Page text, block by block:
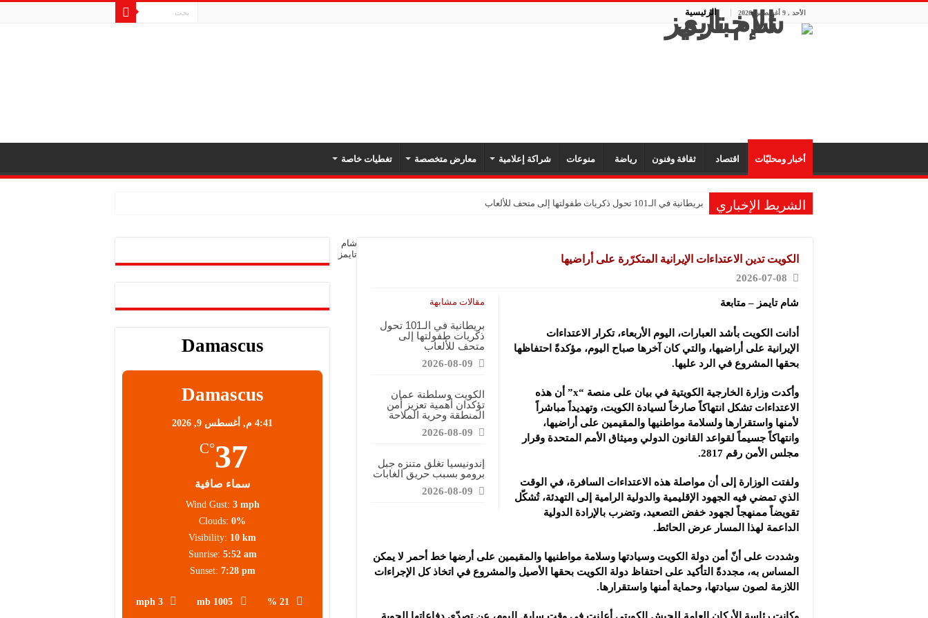
الأحد , 9 أغسطس 2026 الرئيسية
أخبار ومحليّات اقتصاد ثقافة وفنون رياضة منوعات شراكة إعلامية معارض متخصصة تغطيات خاصة
الشريط الإخباري بريطانية في الـ101 تحول ذكريات طفولتها إلى متحف للألعاب
سعر الذهب يرتفع 150 ليرة في السوق السورية‎ ‎
دراسة: دخان حرائق الغابات يسهم بشكل متزايد في تلوث الهواء الذي تتعرض له الحوامل
الكويت تدين الاعتداءات الإيرانية المتكرّرة على أراضيها
2026-07-08
مقالات مشابهة
بريطانية في الـ101 تحول
ذكريات طفولتها إلى
متحف للألعاب
2026-08-09
الكويت وسلطنة عمان
تؤكدان أهمية تعزيز أمن
المنطقة وحرية الملاحة
2026-08-09
إندونيسيا تغلق متنزه جبل
برومو بسبب حريق الغابات
2026-08-09
شام تايمز – متابعة
أدانت الكويت بأشد العبارات، اليوم الأربعاء، تكرار الاعتداءات
الإيرانية على أراضيها، والتي كان آخرها صباح اليوم، مؤكدةً احتفاظها
بحقها المشروع في الرد عليها.
وأكدت وزارة الخارجية الكويتية في بيان على منصة “x” أن هذه
الاعتداءات تشكل انتهاكاً صارخاً لسيادة الكويت، وتهديداً مباشراً
لأمنها واستقرارها ولسلامة مواطنيها والمقيمين على أراضيها،
وانتهاكاً جسيماً لقواعد القانون الدولي وميثاق الأمم المتحدة وقرار
مجلس الأمن رقم 2817.
ولفتت الوزارة إلى أن مواصلة هذه الاعتداءات السافرة، في الوقت
الذي تمضي فيه الجهود الإقليمية والدولية الرامية إلى التهدئة، تُشكّل
تقويضاً ممنهجاً لجهود خفض التصعيد، وتضرب بالإرادة الدولية
الداعمة لهذا المسار عرض الحائط.
وشددت على أنّ أمن دولة الكويت وسيادتها وسلامة مواطنيها والمقيمين على أرضها خط أحمر لا يمكن
المساس به، مجددةً التأكيد على احتفاظ دولة الكويت بحقها الأصيل والمشروع في اتخاذ كل الإجراءات
اللازمة لصون سيادتها، وحماية أمنها واستقرارها.
Damascus
Damascus
4:41 م, أغسطس 9, 2026
37
°C
سماء صافية
21 %
1005 mb
3 mph
Wind Gust: 3 mph
Clouds: 0%
Visibility: 10 km
Sunrise: 5:52 am
Sunset: 7:28 pm
شام
تايمز